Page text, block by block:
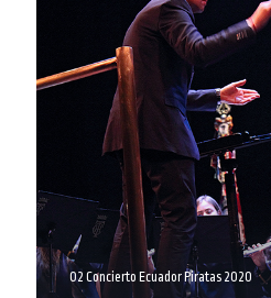
02 Concierto Ecuador Piratas 2020